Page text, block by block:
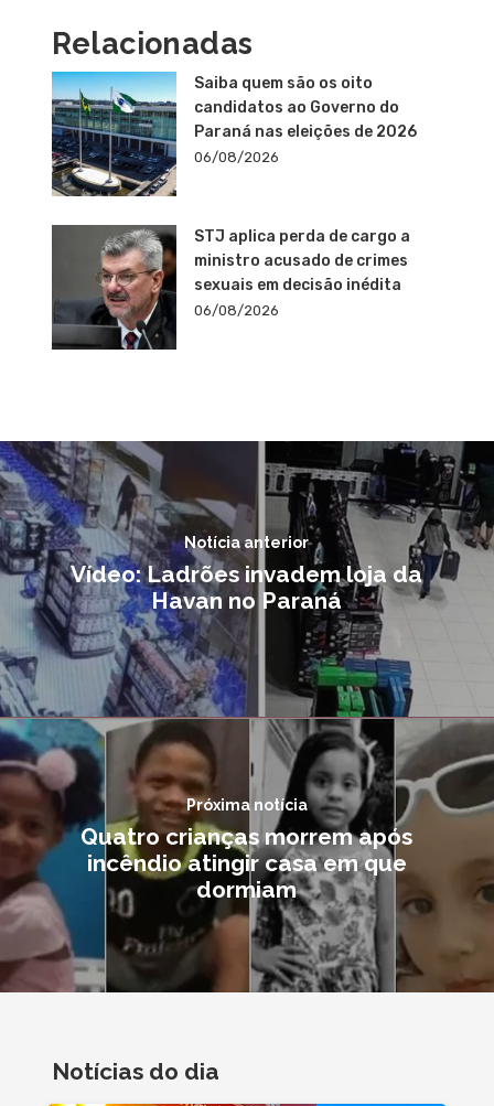
Relacionadas
Saiba quem são os oito
candidatos ao Governo do
Paraná nas eleições de 2026
06/08/2026
STJ aplica perda de cargo a
ministro acusado de crimes
sexuais em decisão inédita
06/08/2026
Notícia anterior
Vídeo: Ladrões invadem loja da
Havan no Paraná
Próxima notícia
Quatro crianças morrem após
incêndio atingir casa em que
dormiam
Notícias do dia